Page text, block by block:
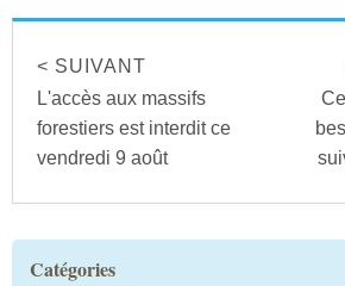
< SUIVANT
L'accès aux massifs
forestiers est interdit ce
vendredi 9 août
Catégories